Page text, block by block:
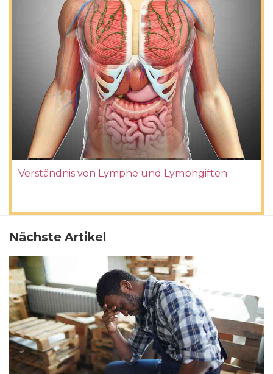
Verständnis von Lymphe und Lymphgiften
Nächste Artikel